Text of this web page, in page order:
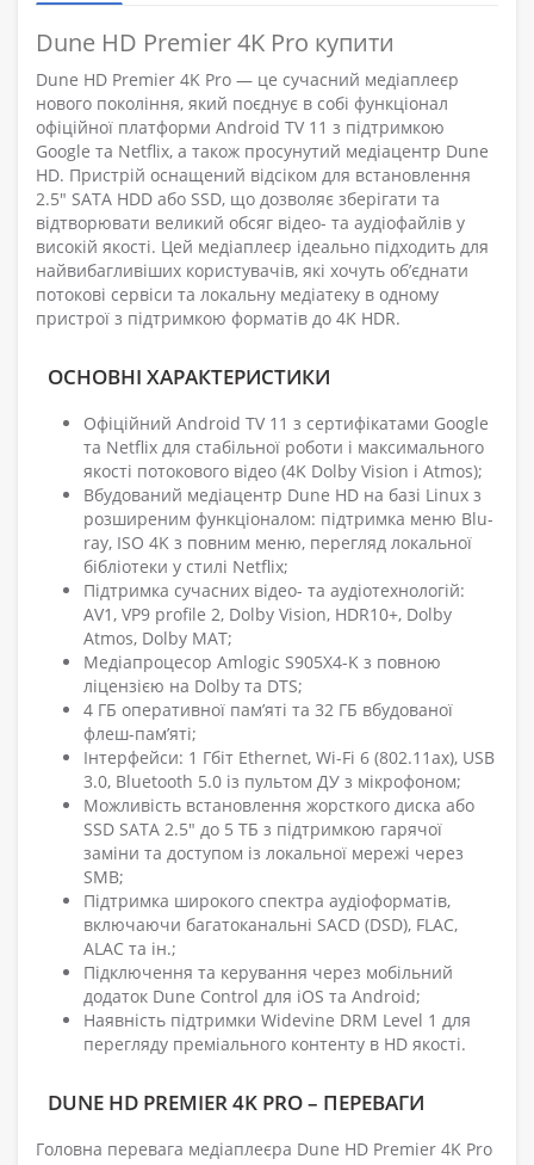
Dune HD Premier 4K Pro купити
Dune HD Premier 4K Pro — це сучасний медіаплеєр
нового покоління, який поєднує в собі функціонал
офіційної платформи Android TV 11 з підтримкою
Google та Netflix, а також просунутий медіацентр Dune
HD. Пристрій оснащений відсіком для встановлення
2.5" SATA HDD або SSD, що дозволяє зберігати та
відтворювати великий обсяг відео- та аудіофайлів у
високій якості. Цей медіаплеєр ідеально підходить для
найвибагливіших користувачів, які хочуть об’єднати
потокові сервіси та локальну медіатеку в одному
пристрої з підтримкою форматів до 4K HDR.
ОСНОВНІ ХАРАКТЕРИСТИКИ
Офіційний Android TV 11 з сертифікатами Google
та Netflix для стабільної роботи і максимального
якості потокового відео (4K Dolby Vision і Atmos);
Вбудований медіацентр Dune HD на базі Linux з
розширеним функціоналом: підтримка меню Blu-
ray, ISO 4K з повним меню, перегляд локальної
бібліотеки у стилі Netflix;
Підтримка сучасних відео- та аудіотехнологій:
AV1, VP9 profile 2, Dolby Vision, HDR10+, Dolby
Atmos, Dolby MAT;
Медіапроцесор Amlogic S905X4-K з повною
ліцензією на Dolby та DTS;
4 ГБ оперативної пам’яті та 32 ГБ вбудованої
флеш-пам’яті;
Інтерфейси: 1 Гбіт Ethernet, Wi-Fi 6 (802.11ax), USB
3.0, Bluetooth 5.0 із пультом ДУ з мікрофоном;
Можливість встановлення жорсткого диска або
SSD SATA 2.5" до 5 ТБ з підтримкою гарячої
заміни та доступом із локальної мережі через
SMB;
Підтримка широкого спектра аудіоформатів,
включаючи багатоканальні SACD (DSD), FLAC,
ALAC та ін.;
Підключення та керування через мобільний
додаток Dune Control для iOS та Android;
Наявність підтримки Widevine DRM Level 1 для
перегляду преміального контенту в HD якості.
DUNE HD PREMIER 4K PRO – ПЕРЕВАГИ
Головна перевага медіаплеєра Dune HD Premier 4K Pro